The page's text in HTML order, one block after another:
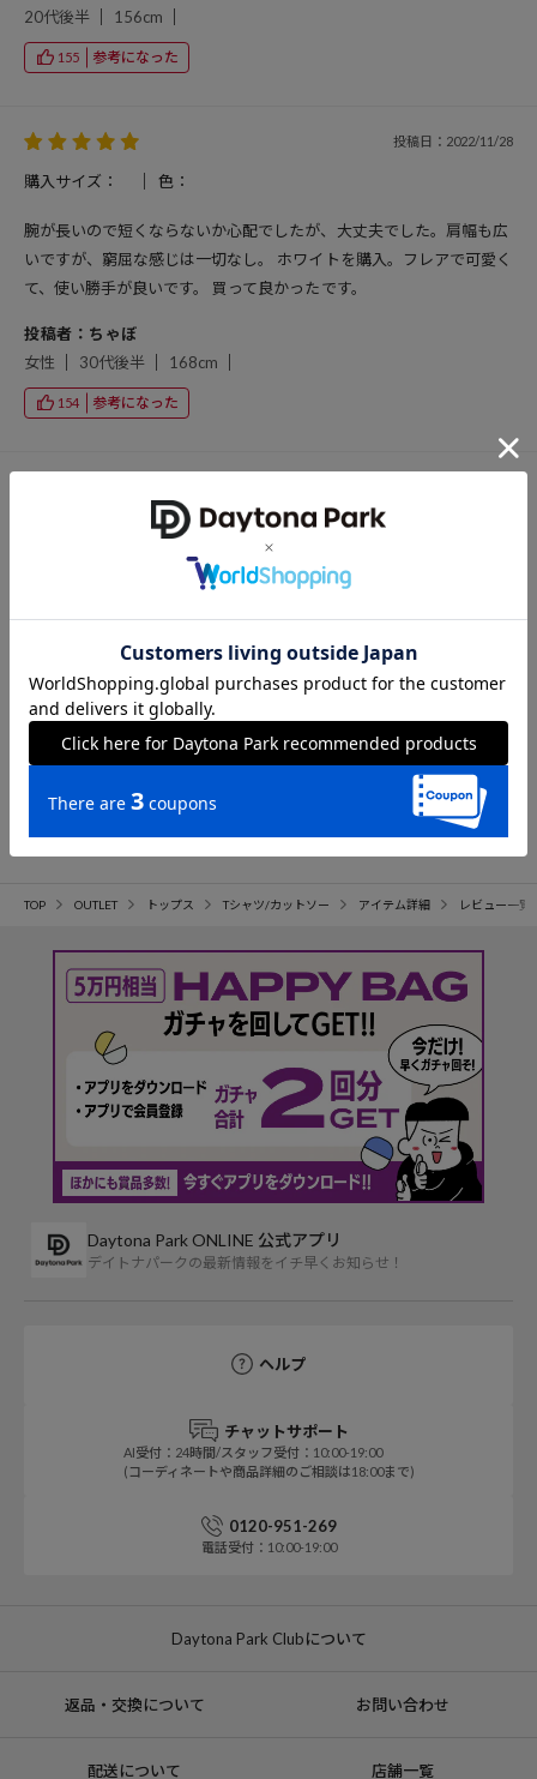
20代後半
156cm
155 参考になった
投稿日：2022/11/28
購入サイズ： 色：
腕が長いので短くならないか心配でしたが、大丈夫でした。肩幅も広
いですが、窮屈な感じは一切なし。 ホワイトを購入。フレアで可愛く
て、使い勝手が良いです。 買って良かったです。
投稿者：ちゃぼ
女性
30代後半 168cm
154 参考になった
色：
ピッタリしすぎず、レトロな感じが可愛い。 袖も広がっててオシャ
投稿者：あねご
女性
40代前半 166cm
178 参考になった
TOP OUTLET トップス Tシャツ/カットソー アイテム詳細 レビュー一覧
Daytona Park ONLINE 公式アプリ
デイトナパークの最新情報をイチ早くお知らせ！
ヘルプ
チャットサポート
AI受付：24時間/スタッフ受付：10:00-19:00
(コーディネートや商品詳細のご相談は18:00まで)
0120-951-269
電話受付：10:00-19:00
Daytona Park Clubについて
返品・交換について お問い合わせ
配送について 店舗一覧